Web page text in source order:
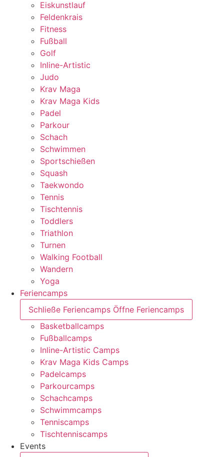
Eiskunstlauf
Feldenkrais
Fitness
Fußball
Golf
Inline-Artistic
Judo
Krav Maga
Krav Maga Kids
Padel
Parkour
Schach
Schwimmen
Sportschießen
Squash
Taekwondo
Tennis
Tischtennis
Toddlers
Triathlon
Turnen
Walking Football
Wandern
Yoga
Feriencamps
Schließe Feriencamps Öffne Feriencamps
Basketballcamps
Fußballcamps
Inline-Artistic Camps
Krav Maga Kids Camps
Padelcamps
Parkourcamps
Schachcamps
Schwimmcamps
Tenniscamps
Tischtenniscamps
Events